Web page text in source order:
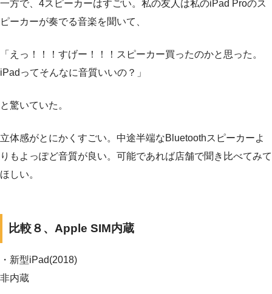
一方で、4スピーカーはすごい。私の友人は私のiPad Proのス
ピーカーが奏でる音楽を聞いて、
「えっ！！！すげー！！！スピーカー買ったのかと思った。
iPadってそんなに音質いいの？」
と驚いていた。
立体感がとにかくすごい。中途半端なBluetoothスピーカーよ
りもよっぽど音質が良い。可能であれば店舗で聞き比べてみて
ほしい。
比較８、Apple SIM内蔵
・新型iPad(2018)
非内蔵